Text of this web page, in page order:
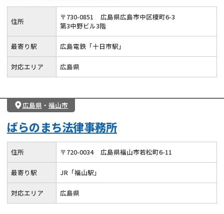
住所 〒730-0851
広島県広島市中区榎町6-3
第3中野ビル3階
最寄り駅 広島電鉄「十日市駅」
対応エリア 広島県
広島県 ・ 福山市
ばらのまち法律事務所
住所 〒720-0034 広島県福山市若松町6-11
最寄り駅 JR「福山駅」
対応エリア 広島県